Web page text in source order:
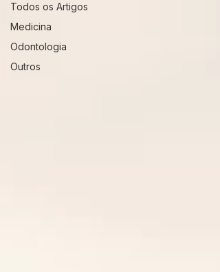
Todos os Artigos
Medicina
Odontologia
Outros